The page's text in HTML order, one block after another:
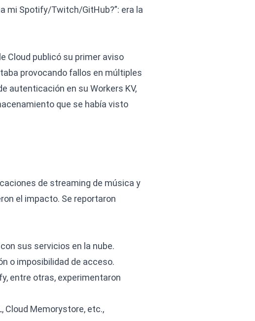
mi Spotify/Twitch/GitHub?”: era la
Cloud publicó su primer aviso
provocando fallos en múltiples
autenticación en su Workers KV,
que se había visto
de streaming de música y
el impacto. Se reportaron
sus servicios en la nube.
o imposibilidad de acceso.
entre otras, experimentaron
Cloud Memorystore, etc.,